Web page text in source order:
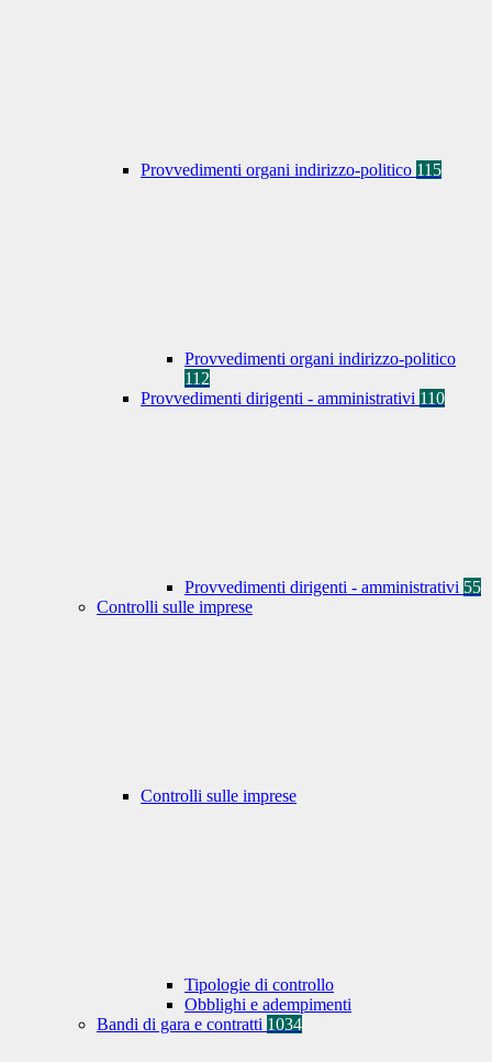
Provvedimenti organi indirizzo-politico 115
Provvedimenti organi indirizzo-politico
112
Provvedimenti dirigenti - amministrativi 110
Provvedimenti dirigenti - amministrativi 55
Controlli sulle imprese
Controlli sulle imprese
Tipologie di controllo
Obblighi e adempimenti
Bandi di gara e contratti 1034